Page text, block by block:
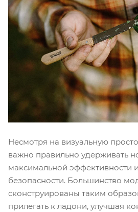
Несмотря на визуальную
важно правильно удерживать
максимальной эффективности
безопасности. Большинство
сконструированы таким
прилегать к ладони, улучшая